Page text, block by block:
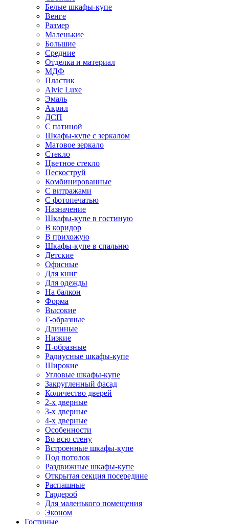
Белые шкафы-купе
Венге
Размер
Маленькие
Большие
Средние
Отделка и материал
МДФ
Пластик
Alvic Luxe
Эмаль
Акрил
ДСП
С патиной
Шкафы-купе с зеркалом
Матовое зеркало
Стекло
Цветное стекло
Пескоструй
Комбинированные
С витражами
С фотопечатью
Назначение
Шкафы-купе в гостиную
В коридор
В прихожую
Шкафы-купе в спальню
Детские
Офисные
Для книг
Для одежды
На балкон
Форма
Высокие
Г-образные
Длинные
Низкие
П-образные
Радиусные шкафы-купе
Широкие
Угловые шкафы-купе
Закругленный фасад
Количество дверей
2-х дверные
3-х дверные
4-х дверные
Особенности
Во всю стену
Встроенные шкафы-купе
Под потолок
Раздвижные шкафы-купе
Открытая секция посередине
Распашные
Гардероб
Для маленького помещения
Эконом
Гостиные